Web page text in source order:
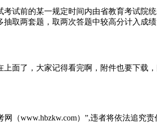
前的某一规定时间内由省教育考试院
取两套题，取两次答题中较高分计入成
了，大家记得看完啊，附件也要下载
（www.hbzkw.com）”,违者将依法追究责